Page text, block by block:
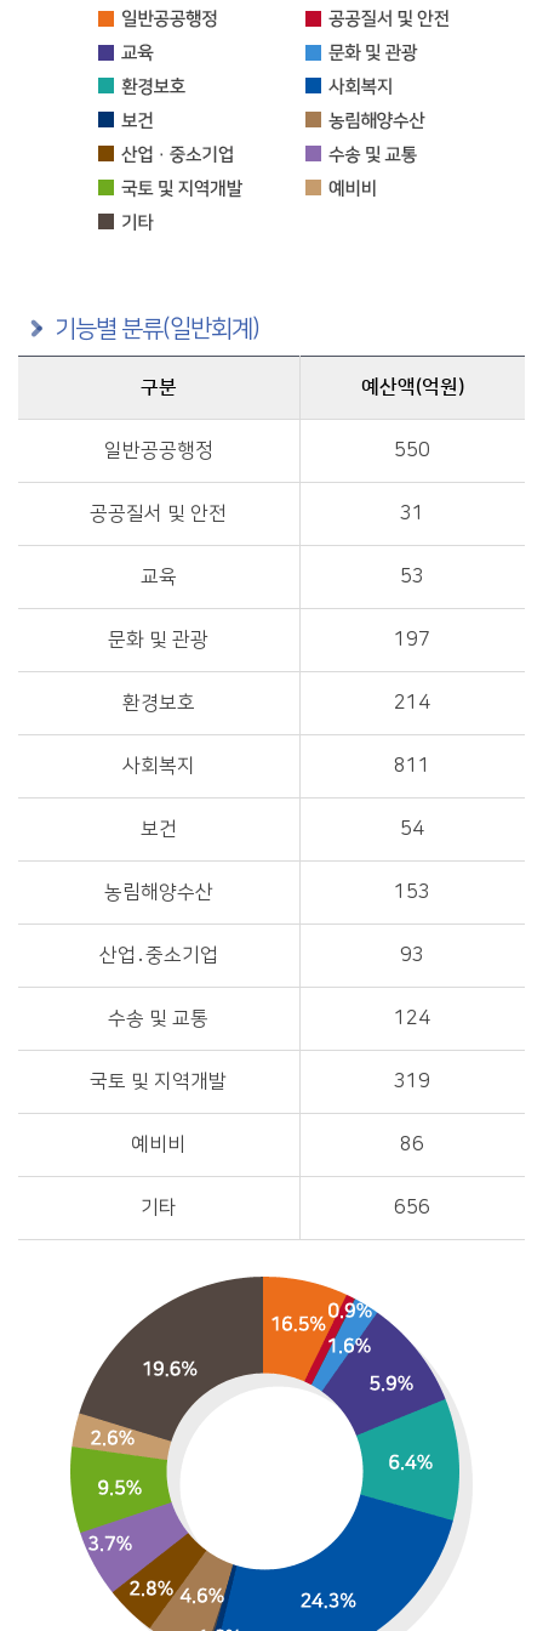
기능별 분류(일반회계)
구분 예산액(억원)
일반공공행정 550
공공질서 및 안전 31
교육 53
문화 및 관광 197
환경보호 214
사회복지 811
보건 54
농림해양수산 153
산업․중소기업 93
수송 및 교통 124
국토 및 지역개발 319
예비비 86
기타 656